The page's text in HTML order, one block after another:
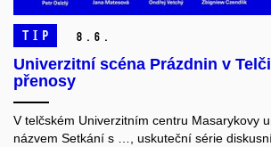
TIP 8. 6.
Univerzitní scéna Prázdnin v
přenosy
V telčském Univerzitním centru Masarykovy
názvem Setkání s …, uskuteční série